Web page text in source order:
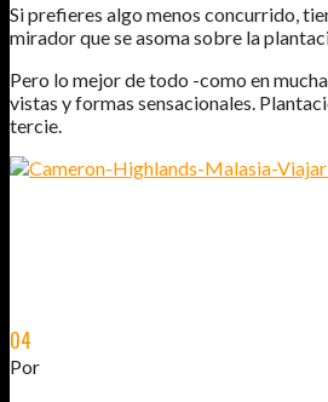
Si prefieres algo menos concurrido,
mirador que se asoma sobre la
Pero lo mejor de todo -como en
vistas y formas sensacionales.
tercie.
04
Por